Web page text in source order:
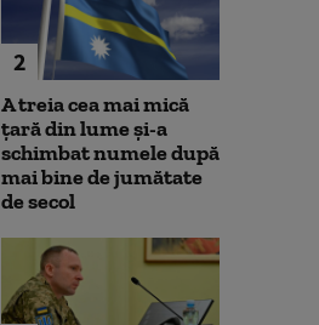
2
A treia cea mai mică
țară din lume și-a
schimbat numele după
mai bine de jumătate
de secol